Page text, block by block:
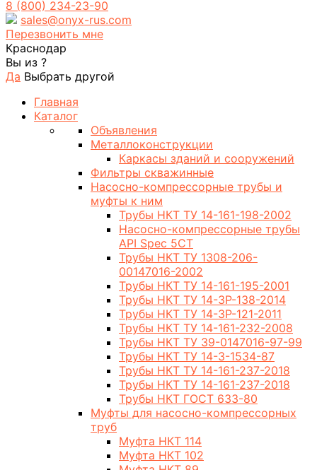
8 (800) 234-23-90
sales@onyx-rus.com
Перезвонить мне
Краснодар
Вы из ?
Да Выбрать другой
Главная
Каталог
Объявления
Металлоконструкции
Каркасы зданий и сооружений
Фильтры скважинные
Насосно-компрессорные трубы и
муфты к ним
Трубы НКТ ТУ 14-161-198-2002
Насосно-компрессорные трубы
API Spec 5CT
Трубы НКТ ТУ 1308-206-
00147016-2002
Трубы НКТ ТУ 14-161-195-2001
Трубы НКТ ТУ 14-3Р-138-2014
Трубы НКТ ТУ 14-3Р-121-2011
Трубы НКТ ТУ 14-161-232-2008
Трубы НКТ ТУ 39-0147016-97-99
Трубы НКТ ТУ 14-3-1534-87
Трубы НКТ ТУ 14-161-237-2018
Трубы НКТ ТУ 14-161-237-2018
Трубы НКТ ГОСТ 633-80
Муфты для насосно-компрессорных
труб
Муфта НКТ 114
Муфта НКТ 102